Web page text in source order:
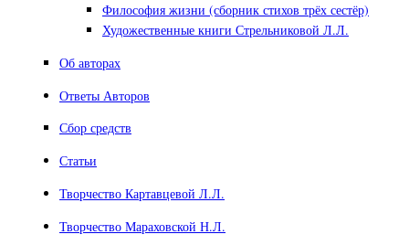
Философия жизни (сборник стихов трёх сестёр)
Художественные книги Стрельниковой Л.Л.
Об авторах
Ответы Авторов
Сбор средств
Статьи
Творчество Картавцевой Л.Л.
Творчество Мараховской Н.Л.